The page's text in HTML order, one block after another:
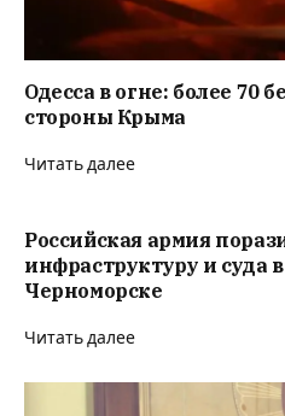
Одесса в огне: более 70
стороны Крыма
Читать далее
Российская армия
инфраструктуру и суда
Черноморске
Читать далее